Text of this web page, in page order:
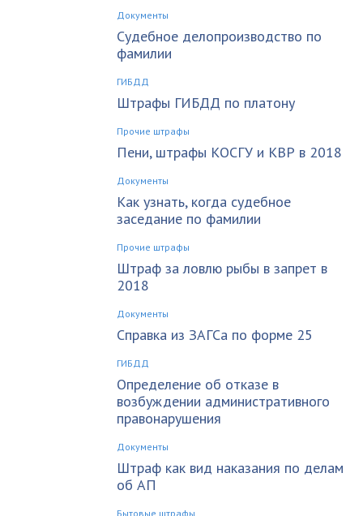
Документы
Судебное делопроизводство по
фамилии
ГИБДД
Штрафы ГИБДД по платону
Прочие штрафы
Пени, штрафы КОСГУ и КВР в 2018
Документы
Как узнать, когда судебное
заседание по фамилии
Прочие штрафы
Штраф за ловлю рыбы в запрет в
2018
Документы
Справка из ЗАГСа по форме 25
ГИБДД
Определение об отказе в
возбуждении административного
правонарушения
Документы
Штраф как вид наказания по делам
об АП
Бытовые штрафы